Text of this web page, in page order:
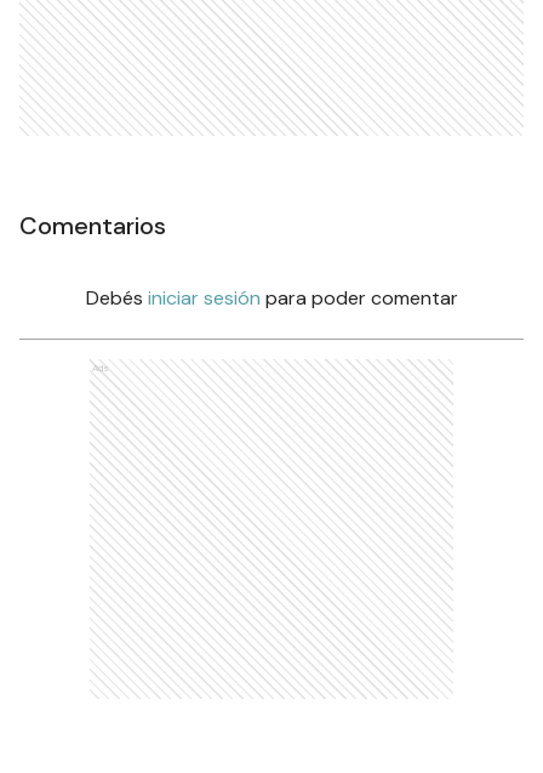
Comentarios
Debés iniciar sesión para poder comentar
Ads